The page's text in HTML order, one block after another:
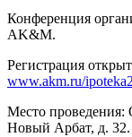
Конференция
AK&M.
Регистрация
www.akm.ru/
Место
Новый Арбат, д. 32.